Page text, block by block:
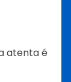
atenta é